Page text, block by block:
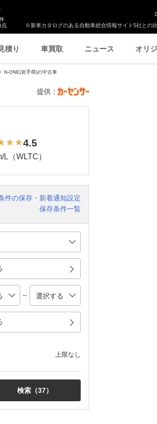
※新車カタログのある自動車総合情報サイト5社との
点
積り 車買取 ニュース オリ
N-ONE(岩手県)の中古車
提供：
4.5
L（WLTC）
件の保存・新着通知設定
保存条件一覧
～
上限なし
検索（37）